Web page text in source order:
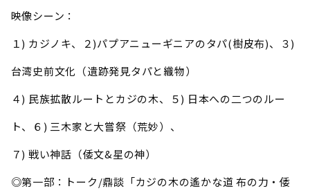
映像シーン：
１) カジノキ、２)パプアニューギニアのタパ(樹皮布)、３)
台湾史前文化（遺跡発見タパと織物）
４) 民族拡散ルートとカジの木、５) 日本への二つのルー
ト、６) 三木家と大嘗祭（荒妙）、
７) 戦い神話（倭文&星の神）
◎第一部：トーク/鼎談「カジの木の遙かな道 布の力・倭